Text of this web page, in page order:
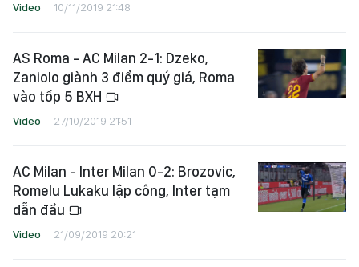
Video 10/11/2019 21:48
AS Roma - AC Milan 2-1: Dzeko,
Zaniolo giành 3 điểm quý giá, Roma
vào tốp 5 BXH
Video 27/10/2019 21:51
AC Milan - Inter Milan 0-2: Brozovic,
Romelu Lukaku lập công, Inter tạm
dẫn đầu
Video 21/09/2019 20:21